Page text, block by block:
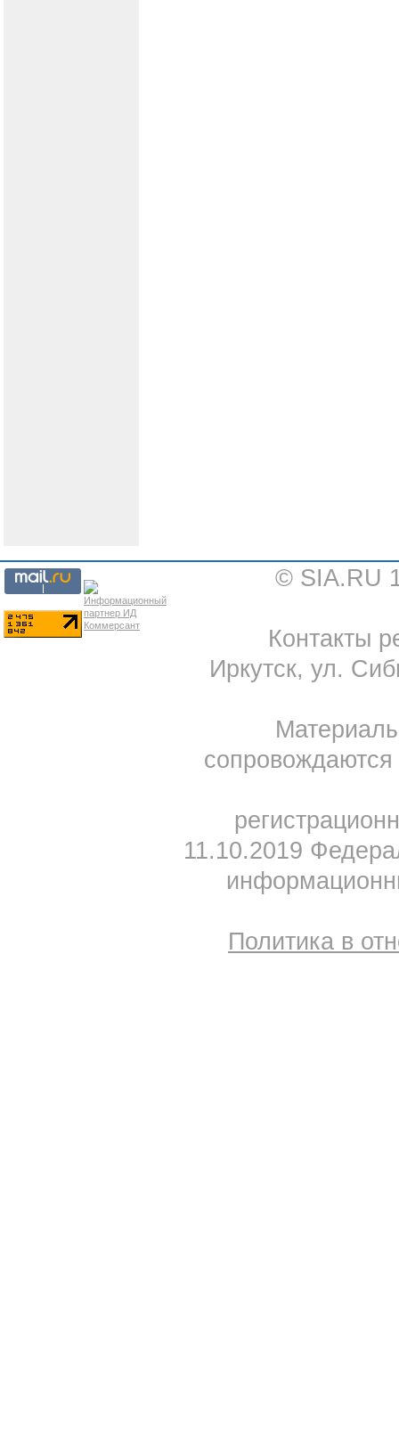
© SIA.RU
Контакты
Иркутск, ул.
11.10.2019
Политика в